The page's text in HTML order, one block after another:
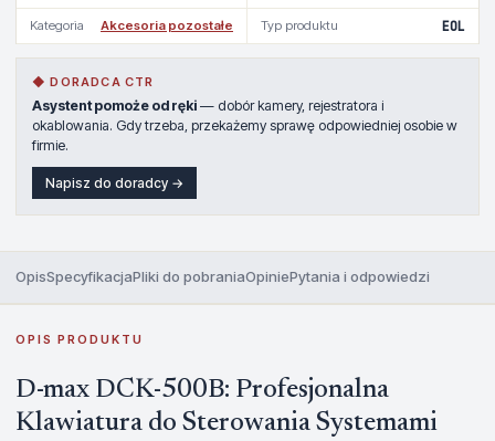
Kategoria Akcesoria pozostałe Typ produktu EOL
◆ DORADCA CTR
Asystent pomoże od ręki — dobór kamery, rejestratora i
okablowania. Gdy trzeba, przekażemy sprawę odpowiedniej osobie w
firmie.
Napisz do doradcy →
OpisSpecyfikacjaPliki do pobraniaOpiniePytania i odpowiedzi
OPIS PRODUKTU
D-max DCK-500B: Profesjonalna
Klawiatura do Sterowania Systemami